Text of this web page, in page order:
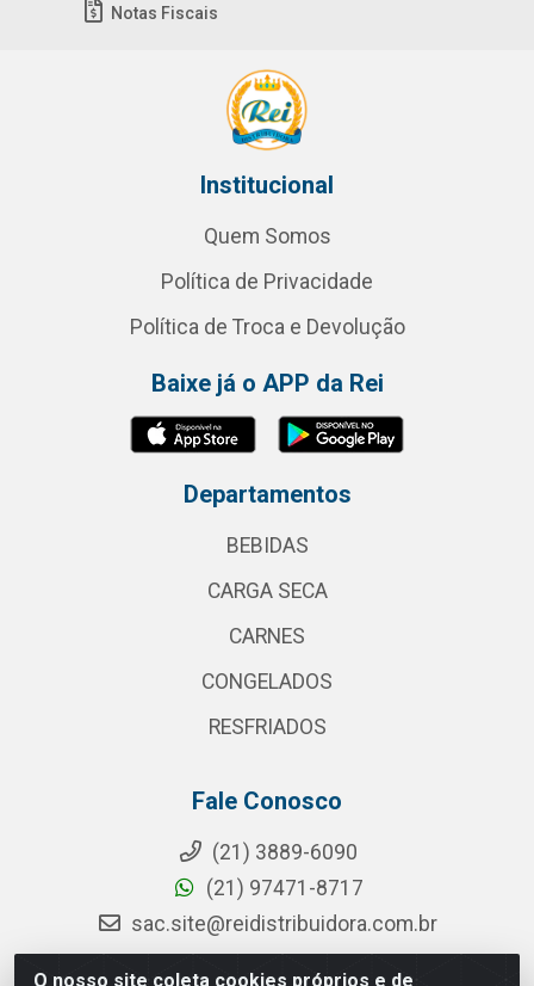
O nosso site coleta cookies próprios e de
Notas Fiscais
Institucional
Quem Somos
Política de Privacidade
Política de Troca e Devolução
Baixe já o APP da Rei
Departamentos
BEBIDAS
CARGA SECA
CARNES
CONGELADOS
RESFRIADOS
Fale Conosco
(21) 3889-6090
(21) 97471-8717
sac.site@reidistribuidora.com.br